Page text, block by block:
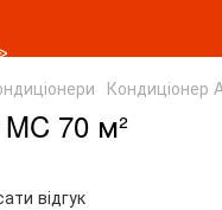
Кондиціонер
70 м²
відгук